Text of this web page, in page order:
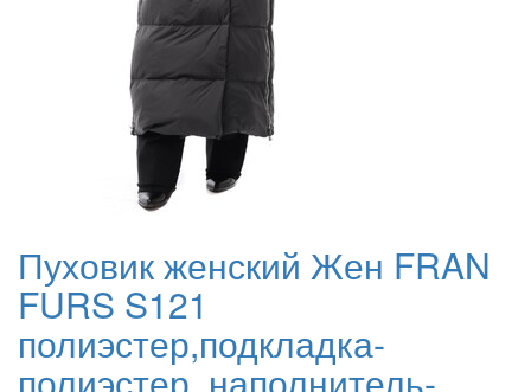
Пуховик женский Жен FRAN
FURS S121
полиэстер,подкладка-